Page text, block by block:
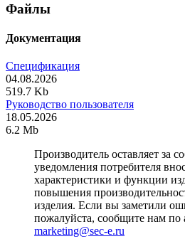
Файлы
Документация
Спецификация
04.08.2026
519.7 Kb
Руководство пользователя
18.05.2026
6.2 Mb
Производитель оставляет за
уведомления потребителя
характеристики и функции
повышения
изделия. Если вы заметили
пожалуйста, сообщите нам по
marketing@sec-e.ru